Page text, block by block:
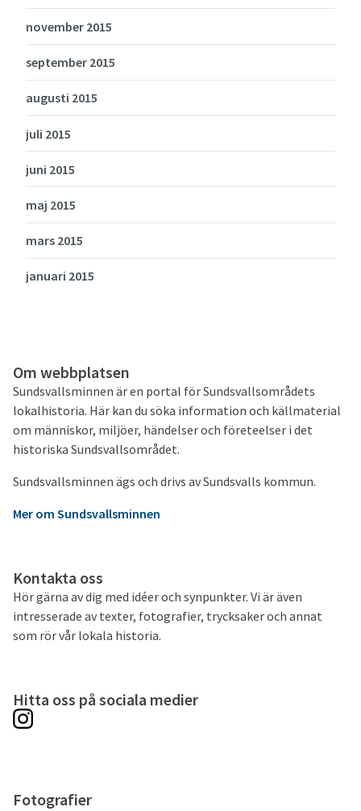
november 2015
september 2015
augusti 2015
juli 2015
juni 2015
maj 2015
mars 2015
januari 2015
Om webbplatsen
Sundsvallsminnen är en portal för Sundsvallsområdets
lokalhistoria. Här kan du söka information och källmaterial
om människor, miljöer, händelser och företeelser i det
historiska Sundsvallsområdet.
Sundsvallsminnen ägs och drivs av Sundsvalls kommun.
Mer om Sundsvallsminnen
Kontakta oss
Hör gärna av dig med idéer och synpunkter. Vi är även
intresserade av texter, fotografier, trycksaker och annat
som rör vår lokala historia.
Hitta oss på sociala medier
Fotografier